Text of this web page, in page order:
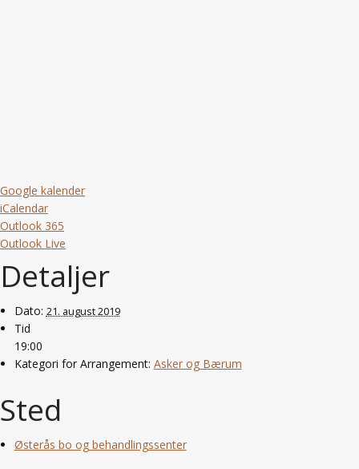
Google kalender
iCalendar
Outlook 365
Outlook Live
Detaljer
Dato: 21. august 2019
Tid
19:00
Kategori for Arrangement: Asker og Bærum
Sted
Østerås bo og behandlingssenter